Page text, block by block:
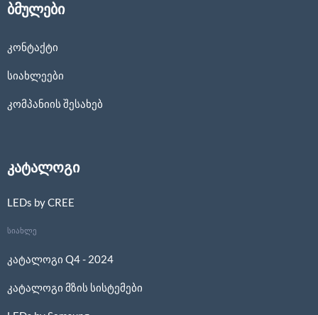
ბმულები
კონტაქტი
სიახლეები
კომპანიის შესახებ
კატალოგი
LEDs by CREE
სიახლე
კატალოგი Q4 - 2024
კატალოგი მზის სისტემები